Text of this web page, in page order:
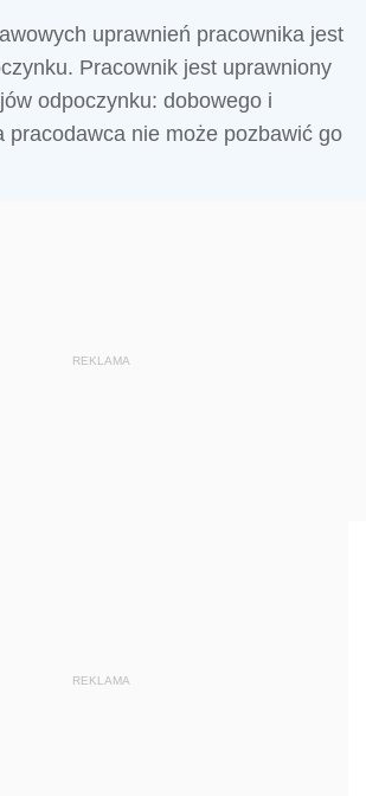
uprawnień pracownika jest
Pracownik jest uprawniony
odpoczynku: dobowego i
pracodawca nie może pozbawić go
REKLAMA
REKLAMA